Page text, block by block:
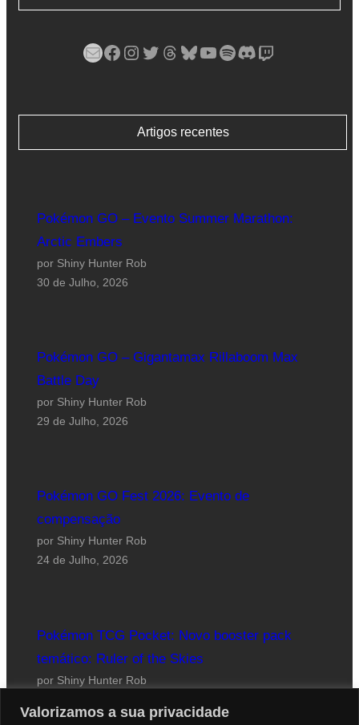
Valorizamos a sua privacidade
Mail Facebook Instagram Twitter Threads Bluesky YouTube Spotify Discord Twitch
Artigos recentes
Pokémon GO – Evento Summer Marathon:
Arctic Embers
por Shiny Hunter Rob
30 de Julho, 2026
Pokémon GO – Gigantamax Rillaboom Max
Battle Day
por Shiny Hunter Rob
29 de Julho, 2026
Pokémon GO Fest 2026: Evento de
compensação
por Shiny Hunter Rob
24 de Julho, 2026
Pokémon TCG Pocket: Novo booster pack
temático: Ruler of the Skies
por Shiny Hunter Rob